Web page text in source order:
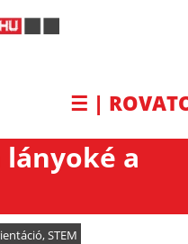
☰ |
a
,STEM